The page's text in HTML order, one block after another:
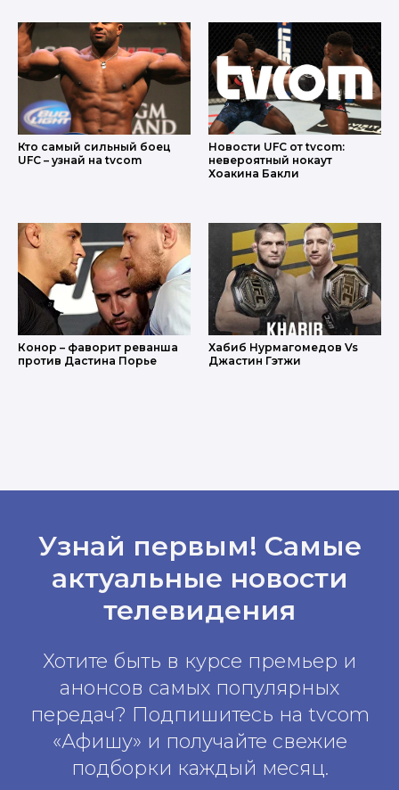
Кто самый сильный боец
UFC – узнай на tvcom
Новости UFC от tvcom:
невероятный нокаут
Хоакина Бакли
Конор – фаворит реванша
против Дастина Порье
Хабиб Нурмагомедов Vs
Джастин Гэтжи
Узнай первым! Самые
актуальные новости
телевидения
Хотите быть в курсе премьер и
анонсов самых популярных
передач? Подпишитесь на tvcom
«Афишу» и получайте свежие
подборки каждый месяц.